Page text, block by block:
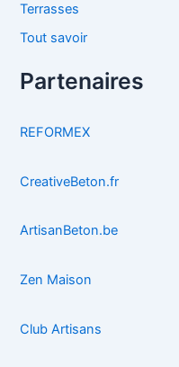
Terrasses
Tout savoir
Partenaires
REFORMEX
CreativeBeton.fr
ArtisanBeton.be
Zen Maison
Club Artisans